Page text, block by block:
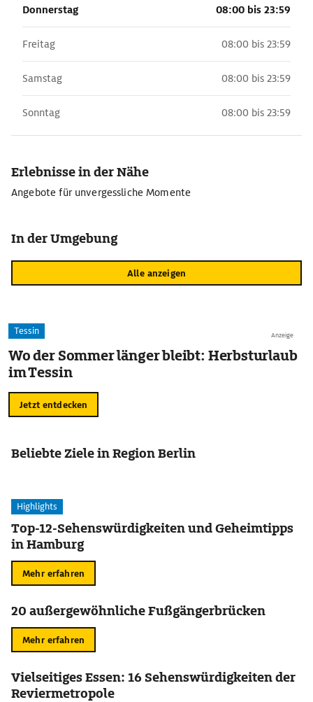
Donnerstag 08:00 bis 23:59
Freitag 08:00 bis 23:59
Samstag 08:00 bis 23:59
Sonntag 08:00 bis 23:59
Erlebnisse in der Nähe
Angebote für unvergessliche Momente
In der Umgebung
Alle anzeigen
Anzeige
Tessin
Wo der Sommer länger bleibt: Herbsturlaub
im Tessin
Jetzt entdecken
Beliebte Ziele in Region Berlin
Highlights
Top-12-Sehenswürdigkeiten und Geheimtipps
in Hamburg
Mehr erfahren
20 außergewöhnliche Fußgängerbrücken
Mehr erfahren
Vielseitiges Essen: 16 Sehenswürdigkeiten der
Reviermetropole